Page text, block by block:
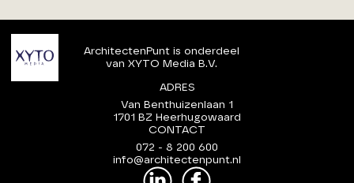
ArchitectenPunt is onderdeel
van XYTO Media B.V.
ADRES
Van Benthuizenlaan 1
1701 BZ Heerhugowaard
CONTACT
072 - 8 200 600
info@architectenpunt.nl